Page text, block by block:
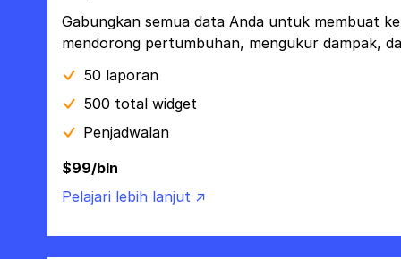
Gabungkan semua data Anda untuk membuat
mendorong pertumbuhan, mengukur dampak,
50 laporan
500 total widget
Penjadwalan
$99/bln
Pelajari lebih lanjut ↗